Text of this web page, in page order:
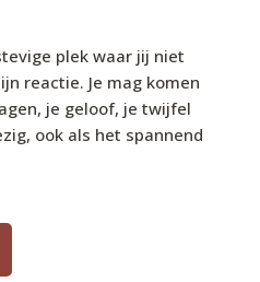
plek waar jij niet
reactie. Je mag komen
je geloof, je twijfel
ook als het spannend